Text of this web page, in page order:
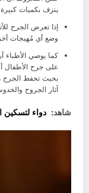
ينزف بكميات
إذا تعرض الجرح
وضع أي مُهيجات
كما يوصي الأطباء
على جرح الأطفال
بحيث تحفظ الجرح
آثار الجروح
شاهد: دواء لتسكين